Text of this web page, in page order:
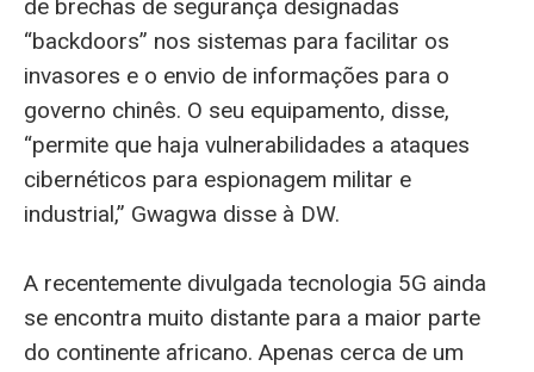
de brechas de segurança designadas
“backdoors” nos sistemas para facilitar os
invasores e o envio de informações para o
governo chinês. O seu equipamento, disse,
“permite que haja vulnerabilidades a ataques
cibernéticos para espionagem militar e
industrial,” Gwagwa disse à DW.
A recentemente divulgada tecnologia 5G ainda
se encontra muito distante para a maior parte
do continente africano. Apenas cerca de um